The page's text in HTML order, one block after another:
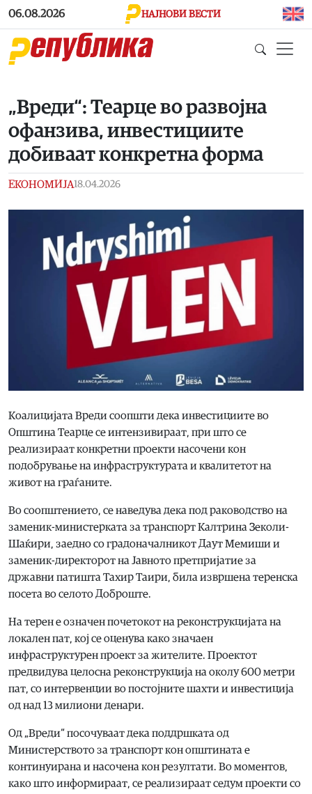
Skip to main content
06.08.2026 НАЈНОВИ ВЕСТИ
„Вреди“: Теарце во развојна
офанзива, инвестициите
добиваат конкретна форма
ЕКОНОМИЈА18.04.2026
Коалицијата Вреди соопшти дека инвестициите во
Општина Теарце се интензивираат, при што се
реализираат конкретни проекти насочени кон
подобрување на инфраструктурата и квалитетот на
живот на граѓаните.
Во соопштението, се наведува дека под раководство на
заменик-министерката за транспорт Калтрина Зеколи-
Шаќири, заедно со градоначалникот Даут Мемиши и
заменик-директорот на Јавното претпријатие за
државни патишта Тахир Таири, била извршена теренска
посета во селото Доброште.
На терен е означен почетокот на реконструкцијата на
локален пат, кој се оценува како значаен
инфраструктурен проект за жителите. Проектот
предвидува целосна реконструкција на околу 600 метри
пат, со интервенции во постојните шахти и инвестиција
од над 13 милиони денари.
Од „Вреди“ посочуваат дека поддршката од
Министерството за транспорт кон општината е
континуирана и насочена кон резултати. Во моментов,
како што информираат, се реализираат седум проекти со